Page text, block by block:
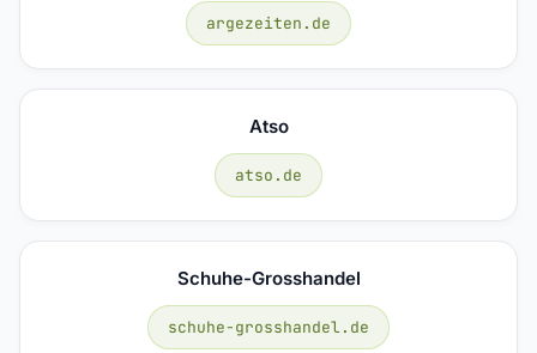
argezeiten.de
Atso
atso.de
Schuhe-Grosshandel
schuhe-grosshandel.de